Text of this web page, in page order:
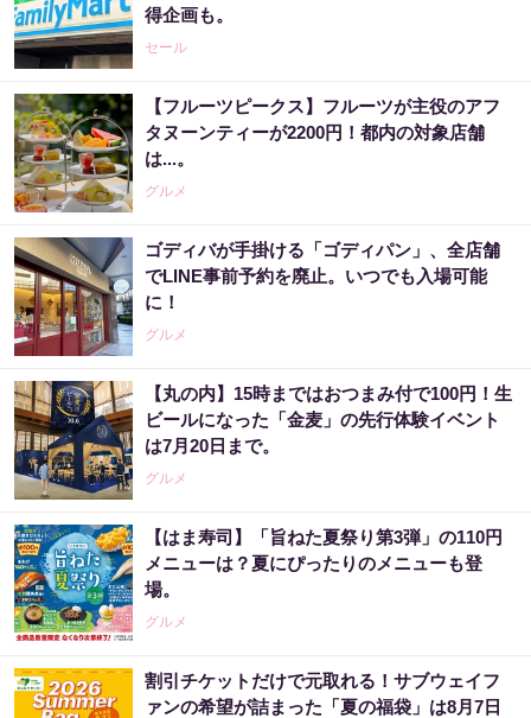
得企画も。
セール
【フルーツピークス】フルーツが主役のアフ
タヌーンティーが2200円！都内の対象店舗
は...。
グルメ
ゴディバが手掛ける「ゴディパン」、全店舗
でLINE事前予約を廃止。いつでも入場可能
に！
グルメ
【丸の内】15時まではおつまみ付で100円！生
ビールになった「金麦」の先行体験イベント
は7月20日まで。
グルメ
【はま寿司】「旨ねた夏祭り第3弾」の110円
メニューは？夏にぴったりのメニューも登
場。
グルメ
割引チケットだけで元取れる！サブウェイフ
ァンの希望が詰まった「夏の福袋」は8月7日